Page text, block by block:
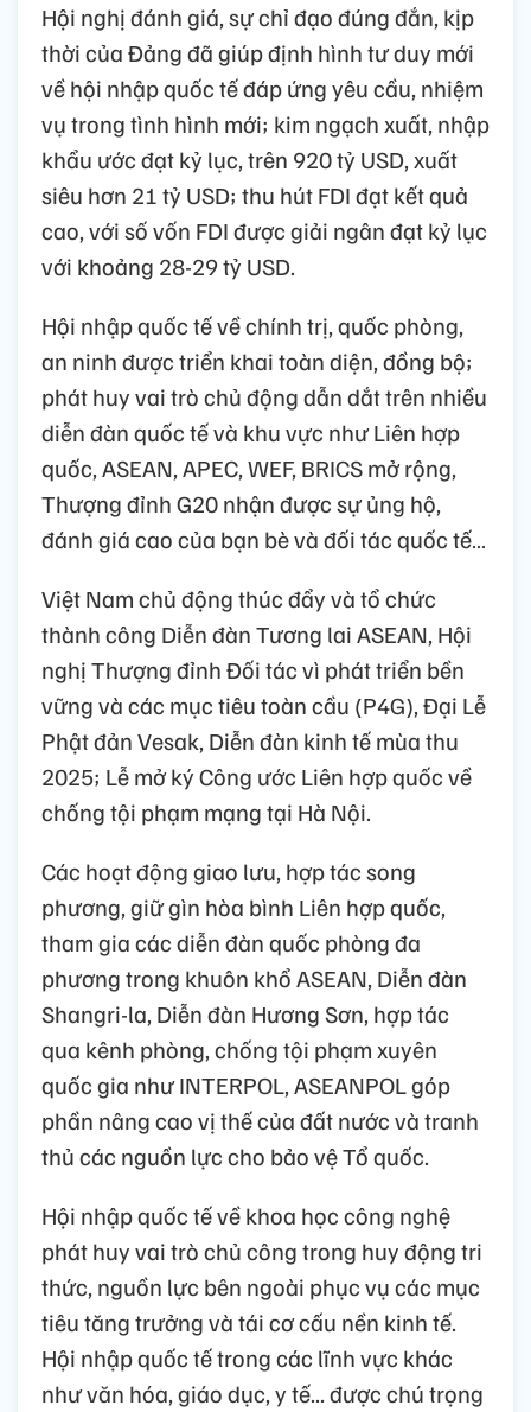
Hội nghị đánh giá, sự chỉ đạo đúng đắn, kịp
thời của Đảng đã giúp định hình tư duy mới
về hội nhập quốc tế đáp ứng yêu cầu, nhiệm
vụ trong tình hình mới; kim ngạch xuất, nhập
khẩu ước đạt kỷ lục, trên 920 tỷ USD, xuất
siêu hơn 21 tỷ USD; thu hút FDI đạt kết quả
cao, với số vốn FDI được giải ngân đạt kỷ lục
với khoảng 28-29 tỷ USD.
Hội nhập quốc tế về chính trị, quốc phòng,
an ninh được triển khai toàn diện, đồng bộ;
phát huy vai trò chủ động dẫn dắt trên nhiều
diễn đàn quốc tế và khu vực như Liên hợp
quốc, ASEAN, APEC, WEF, BRICS mở rộng,
Thượng đỉnh G20 nhận được sự ủng hộ,
đánh giá cao của bạn bè và đối tác quốc tế…
Việt Nam chủ động thúc đẩy và tổ chức
thành công Diễn đàn Tương lai ASEAN, Hội
nghị Thượng đỉnh Đối tác vì phát triển bền
vững và các mục tiêu toàn cầu (P4G), Đại Lễ
Phật đản Vesak, Diễn đàn kinh tế mùa thu
2025; Lễ mở ký Công ước Liên hợp quốc về
chống tội phạm mạng tại Hà Nội.
Các hoạt động giao lưu, hợp tác song
phương, giữ gìn hòa bình Liên hợp quốc,
tham gia các diễn đàn quốc phòng đa
phương trong khuôn khổ ASEAN, Diễn đàn
Shangri-la, Diễn đàn Hương Sơn, hợp tác
qua kênh phòng, chống tội phạm xuyên
quốc gia như INTERPOL, ASEANPOL góp
phần nâng cao vị thế của đất nước và tranh
thủ các nguồn lực cho bảo vệ Tổ quốc.
Hội nhập quốc tế về khoa học công nghệ
phát huy vai trò chủ công trong huy động tri
thức, nguồn lực bên ngoài phục vụ các mục
tiêu tăng trưởng và tái cơ cấu nền kinh tế.
Hội nhập quốc tế trong các lĩnh vực khác
như văn hóa, giáo dục, y tế... được chú trọng